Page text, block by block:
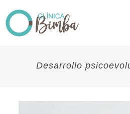
Desarrollo